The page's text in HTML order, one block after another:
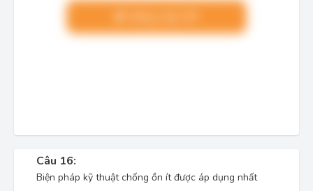
Câu 16:
Biện pháp kỹ thuật chống ồn ít được áp dụng nhất